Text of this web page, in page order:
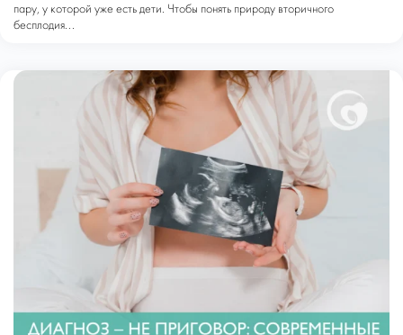
пару, у которой уже есть дети. Чтобы понять природу вторичного
бесплодия...